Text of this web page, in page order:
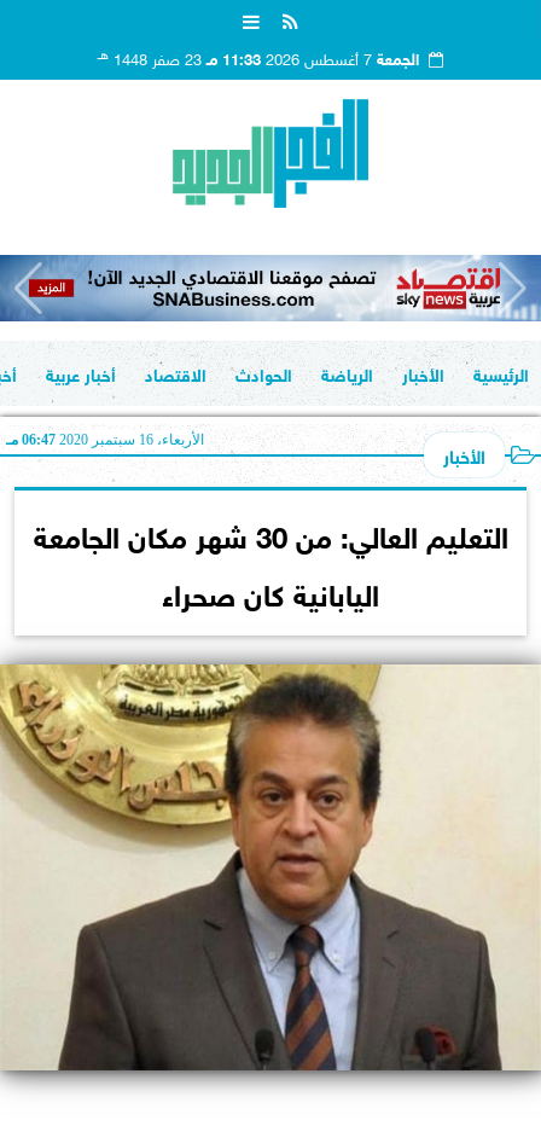
الجمعة 11:33 مـ 23 صفر 1448 هـ
الرئيسية الأخبار الرياضة الحوادث الاقتصاد أخبار عربية
الأخبار الأربعاء، 16 سبتمبر 2020 06:47 مـ
التعليم العالي: من 30 شهر مكان الجامعة
اليابانية كان صحراء